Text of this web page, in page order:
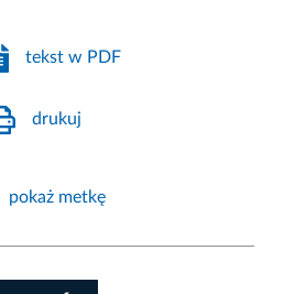
tekst w PDF
drukuj
pokaż metkę